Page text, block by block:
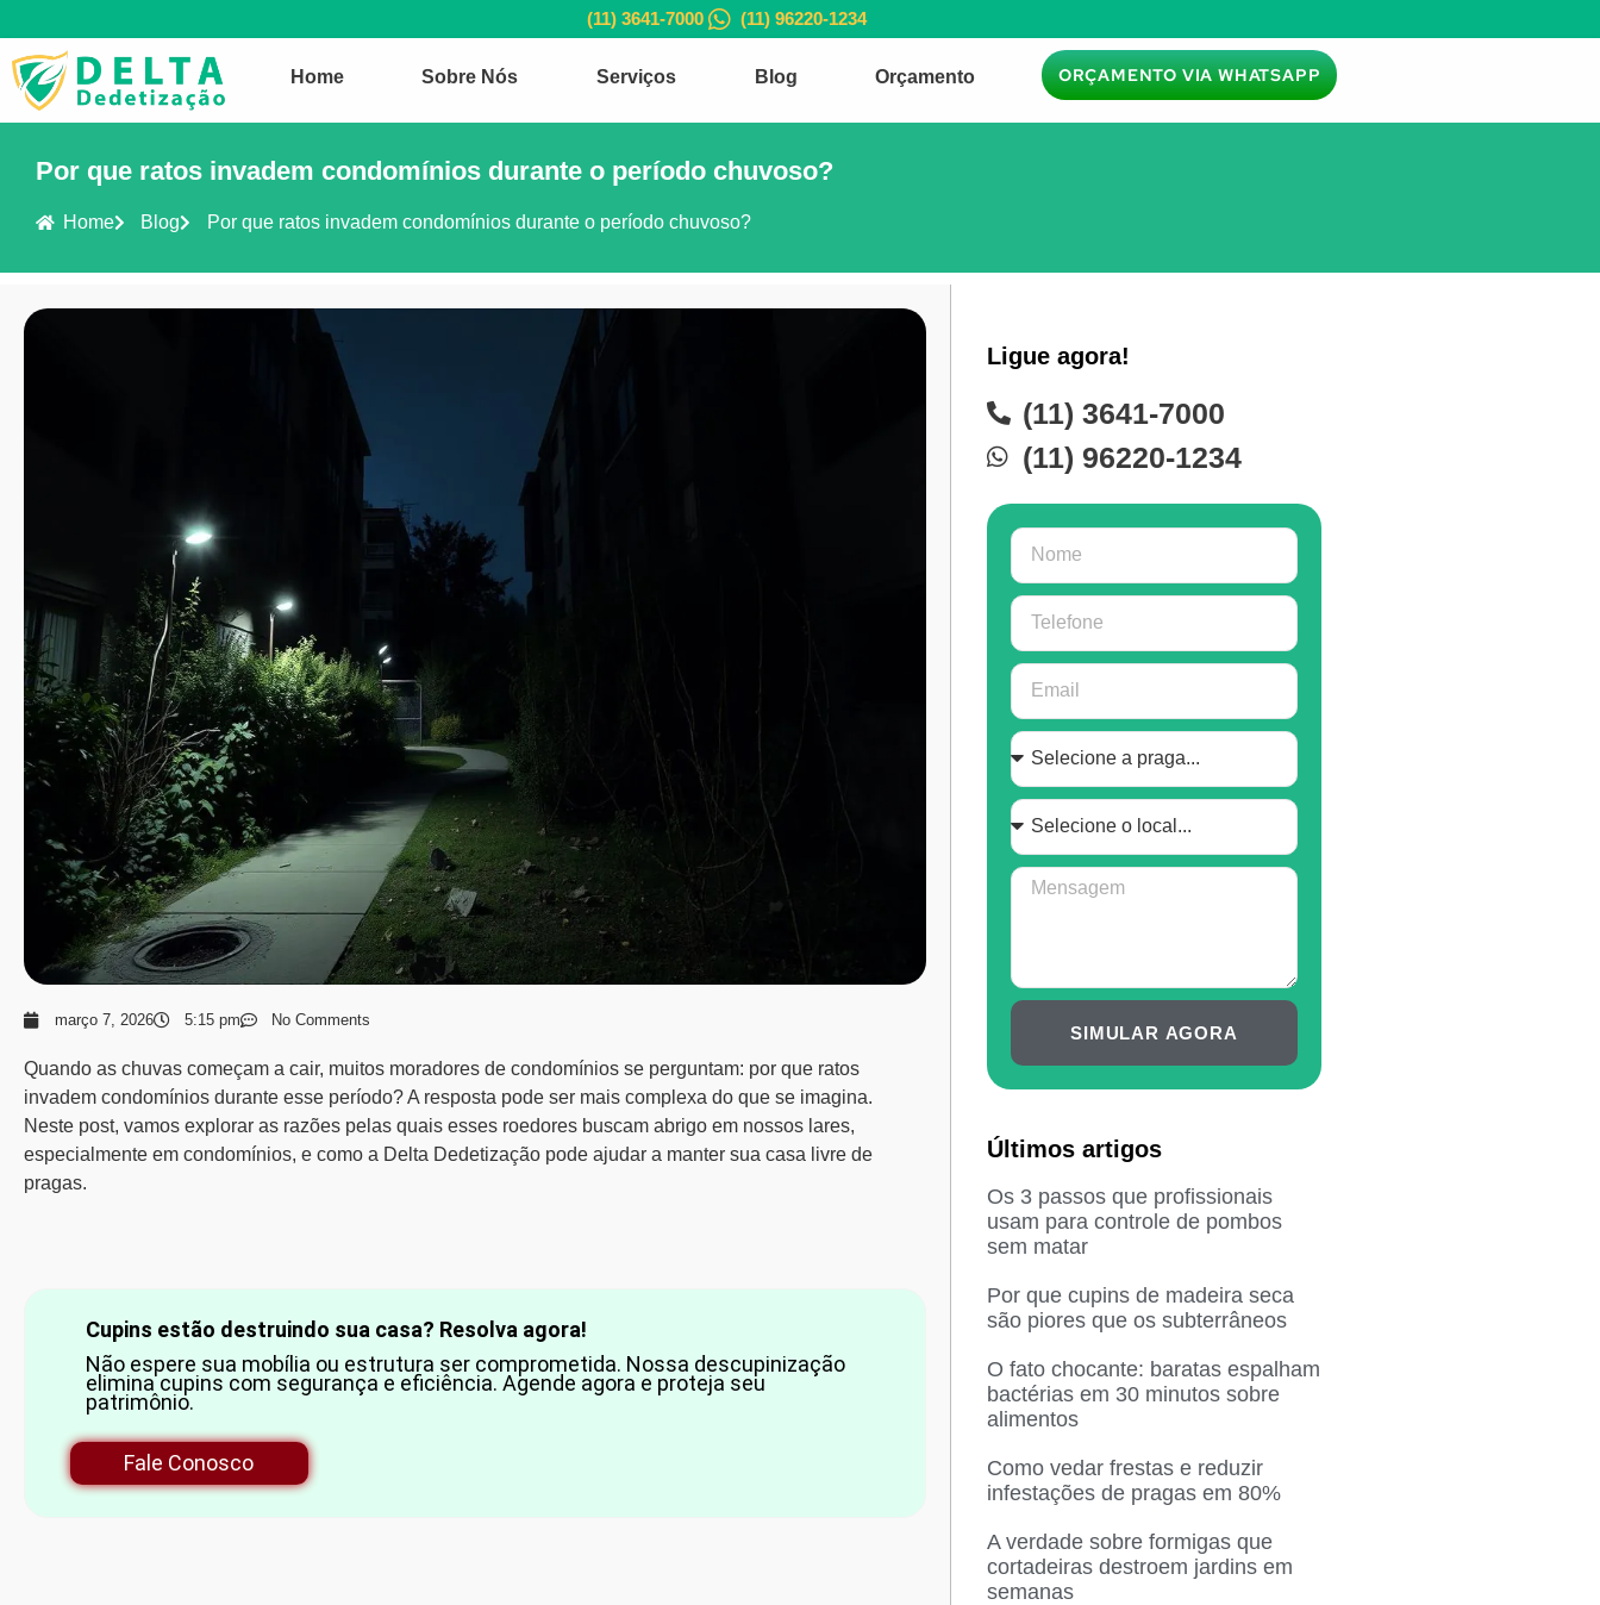
(11) 3641-7000 (11) 96220-1234
Home Sobre Nós Serviços Blog Orçamento ORÇAMENTO VIA WHATSAPP
Por que ratos invadem condomínios durante o período chuvoso?
Home Blog Por que ratos invadem condomínios durante o período chuvoso?
março 7, 2026 5:15 pm No Comments
Quando as chuvas começam a cair, muitos moradores de condomínios se perguntam: por que ratos
invadem condomínios durante esse período? A resposta pode ser mais complexa do que se imagina.
Neste post, vamos explorar as razões pelas quais esses roedores buscam abrigo em nossos lares,
especialmente em condomínios, e como a Delta Dedetização pode ajudar a manter sua casa livre de
pragas.
Cupins estão destruindo sua casa? Resolva agora!
Não espere sua mobília ou estrutura ser comprometida. Nossa descupinização
elimina cupins com segurança e eficiência. Agende agora e proteja seu
patrimônio.
Fale Conosco
Ligue agora!
(11) 3641-7000
(11) 96220-1234
SIMULAR AGORA
Últimos artigos
Os 3 passos que profissionais
usam para controle de pombos
sem matar
Por que cupins de madeira seca
são piores que os subterrâneos
O fato chocante: baratas espalham
bactérias em 30 minutos sobre
alimentos
Como vedar frestas e reduzir
infestações de pragas em 80%
A verdade sobre formigas que
cortadeiras destroem jardins em
semanas